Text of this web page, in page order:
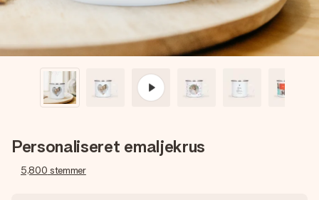
Personaliseret emaljekrus
5,800 stemmer